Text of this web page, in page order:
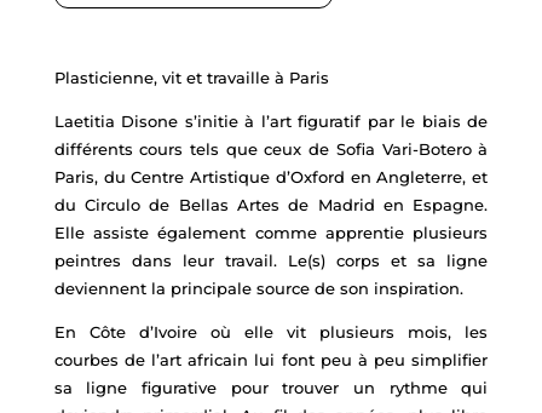
Plasticienne, vit et travaille à Paris
Laetitia Disone s’initie à l’art figuratif par le biais de
différents cours tels que ceux de Sofia Vari-Botero à
Paris, du Centre Artistique d’Oxford en Angleterre, et
du Circulo de Bellas Artes de Madrid en Espagne.
Elle assiste également comme apprentie plusieurs
peintres dans leur travail. Le(s) corps et sa ligne
deviennent la principale source de son inspiration.
En Côte d’Ivoire où elle vit plusieurs mois, les
courbes de l’art africain lui font peu à peu simplifier
sa ligne figurative pour trouver un rythme qui